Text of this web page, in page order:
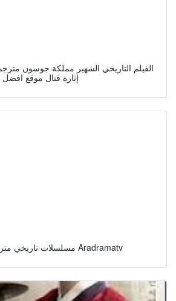
الفيلم التاريخي الشهير مملكة جوسون
إثارة قتال موقع افضل
مسلسلات تاريخي مترجمة أونلاين Aradramatv